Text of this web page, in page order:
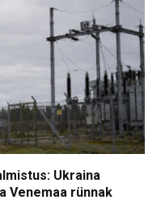
Ukraina
Venemaa rünnak